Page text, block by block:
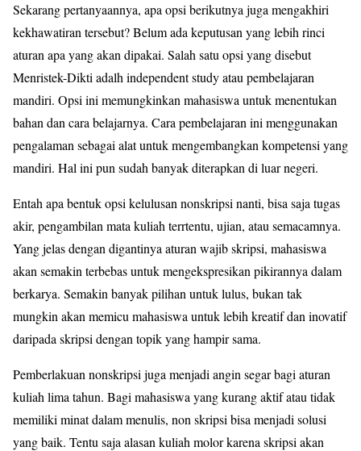
Sekarang pertanyaannya, apa opsi berikutnya juga mengakhiri
kekhawatiran tersebut? Belum ada keputusan yang lebih rinci
aturan apa yang akan dipakai. Salah satu opsi yang disebut
Menristek-Dikti adalh independent study atau pembelajaran
mandiri. Opsi ini memungkinkan mahasiswa untuk menentukan
bahan dan cara belajarnya. Cara pembelajaran ini menggunakan
pengalaman sebagai alat untuk mengembangkan kompetensi yang
mandiri. Hal ini pun sudah banyak diterapkan di luar negeri.
Entah apa bentuk opsi kelulusan nonskripsi nanti, bisa saja tugas
akir, pengambilan mata kuliah terrtentu, ujian, atau semacamnya.
Yang jelas dengan digantinya aturan wajib skripsi, mahasiswa
akan semakin terbebas untuk mengekspresikan pikirannya dalam
berkarya. Semakin banyak pilihan untuk lulus, bukan tak
mungkin akan memicu mahasiswa untuk lebih kreatif dan inovatif
daripada skripsi dengan topik yang hampir sama.
Pemberlakuan nonskripsi juga menjadi angin segar bagi aturan
kuliah lima tahun. Bagi mahasiswa yang kurang aktif atau tidak
memiliki minat dalam menulis, non skripsi bisa menjadi solusi
yang baik. Tentu saja alasan kuliah molor karena skripsi akan